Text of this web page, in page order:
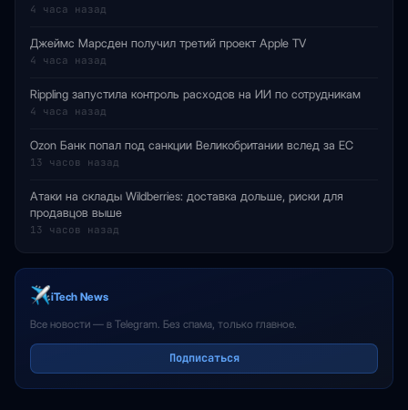
4 часа назад
Джеймс Марсден получил третий проект Apple TV
4 часа назад
Rippling запустила контроль расходов на ИИ по сотрудникам
4 часа назад
Ozon Банк попал под санкции Великобритании вслед за ЕС
13 часов назад
Атаки на склады Wildberries: доставка дольше, риски для
продавцов выше
13 часов назад
iTech News
Все новости — в Telegram. Без спама, только главное.
Подписаться